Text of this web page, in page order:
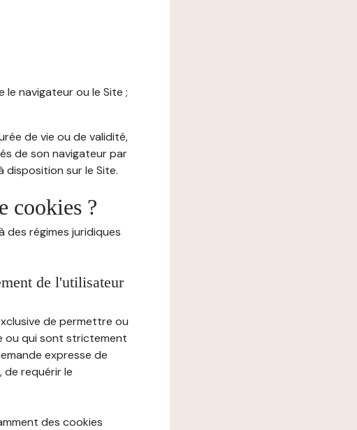
navigateur ou le Site ;
de vie ou de validité,
de son navigateur par
disposition sur le Site.
cookies ?
des régimes juridiques
de l'utilisateur
de permettre ou
ou qui sont strictement
expresse de
de requérir le
des cookies